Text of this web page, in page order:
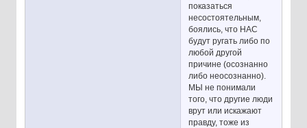
показаться
несостоятельным,
боялись, что НАС
будут ругать либо по
любой другой
причине (осознанно
либо неосознанно).
МЫ не понимали
того, что другие люди
врут или искажают
правду, тоже из